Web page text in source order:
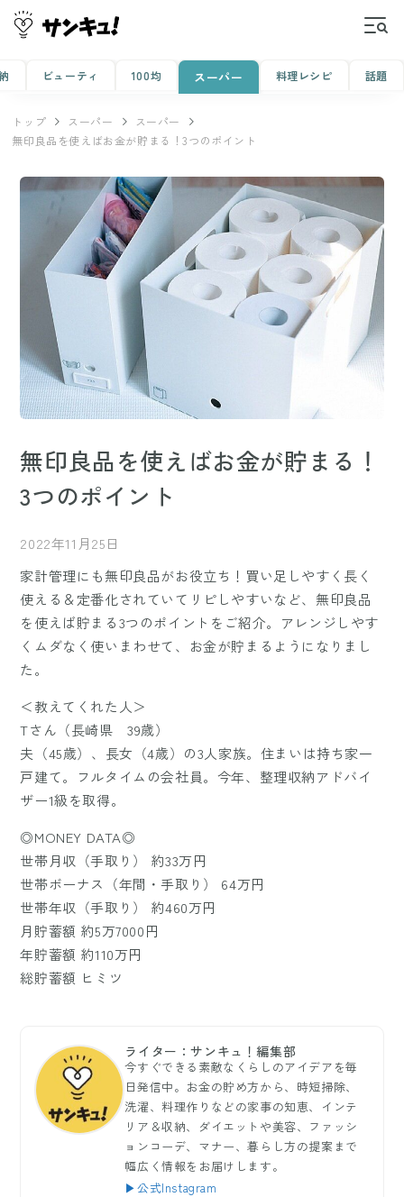
ビューティ 100均 スーパー 料理レシピ 話題
トップ スーパー
スーパー
無印良品を使えばお金が貯まる！3つのポイント
無印良品を使えばお金が貯まる！
3つのポイント
2022年11月25日
家計管理にも無印良品がお役立ち！買い足しやすく長く
使える＆定番化されていてリピしやすいなど、無印良品
を使えば貯まる3つのポイントをご紹介。アレンジしやす
くムダなく使いまわせて、お金が貯まるようになりまし
た。
＜教えてくれた人＞
Tさん（長崎県 39歳）
夫（45歳）、長女（4歳）の3人家族。住まいは持ち家一
戸建て。フルタイムの会社員。今年、整理収納アドバイ
ザー1級を取得。
◎MONEY DATA◎
世帯月収（手取り） 約33万円
世帯ボーナス（年間・手取り） 64万円
世帯年収（手取り） 約460万円
月貯蓄額 約5万7000円
年貯蓄額 約110万円
総貯蓄額 ヒミツ
ライター：サンキュ！編集部
今すぐできる素敵なくらしのアイデアを毎
日発信中。お金の貯め方から、時短掃除、
洗濯、料理作りなどの家事の知恵、インテ
リア＆収納、ダイエットや美容、ファッシ
ョンコーデ、マナー、暮らし方の提案まで
幅広く情報をお届けします。
▶公式Instagram